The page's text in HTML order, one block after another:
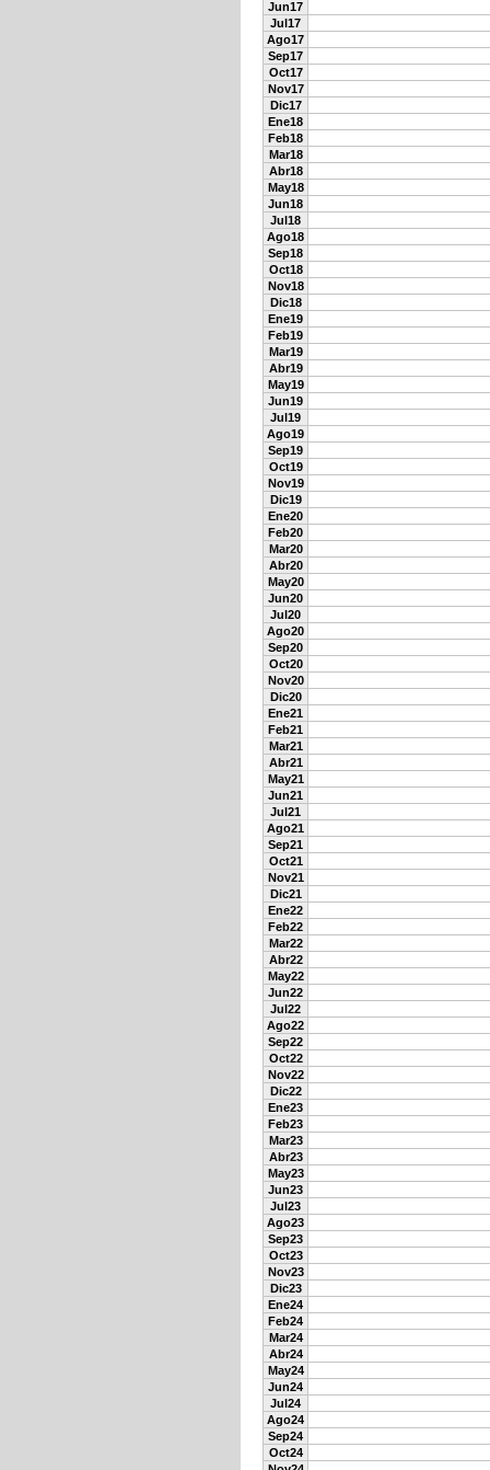
Jun17
Jul17
Ago17
Sep17
Oct17
Nov17
Dic17
Ene18
Feb18
Mar18
Abr18
May18
Jun18
Jul18
Ago18
Sep18
Oct18
Nov18
Dic18
Ene19
Feb19
Mar19
Abr19
May19
Jun19
Jul19
Ago19
Sep19
Oct19
Nov19
Dic19
Ene20
Feb20
Mar20
Abr20
May20
Jun20
Jul20
Ago20
Sep20
Oct20
Nov20
Dic20
Ene21
Feb21
Mar21
Abr21
May21
Jun21
Jul21
Ago21
Sep21
Oct21
Nov21
Dic21
Ene22
Feb22
Mar22
Abr22
May22
Jun22
Jul22
Ago22
Sep22
Oct22
Nov22
Dic22
Ene23
Feb23
Mar23
Abr23
May23
Jun23
Jul23
Ago23
Sep23
Oct23
Nov23
Dic23
Ene24
Feb24
Mar24
Abr24
May24
Jun24
Jul24
Ago24
Sep24
Oct24